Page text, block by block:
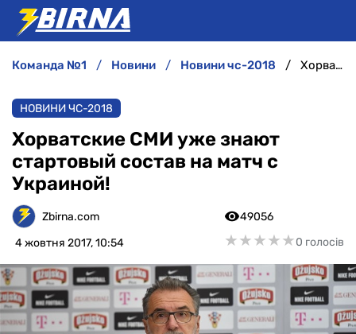
АНАЛІТИКА
ІНТЕРВ'Ю
РІЗНЕ
команда №1 новини новини чс-2018 Хорватские СМИ уже знают стартовый состав на матч с Украиной!
НОВИНИ ЧС-2018
Хорватские СМИ уже знают
стартовый состав на матч с
Украиной!
Zbirna.com
4 жовтня 2017, 10:54
49056
★★★★★
★★★★★0 голосів